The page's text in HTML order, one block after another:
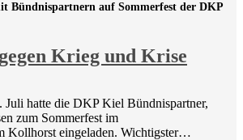
Krieg und Krise
Bündnispartnern auf Sommerfest der DKP
Juli hatte die DKP Kiel Bündnispartner,
zum Sommerfest im
Kollhorst eingeladen. Wichtigster…